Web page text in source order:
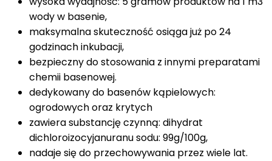
wody w basenie,
maksymalna skuteczność osiąga już po 24
godzinach inkubacji,
bezpieczny do stosowania z innymi preparatami
chemii basenowej.
dedykowany do basenów kąpielowych:
ogrodowych oraz krytych
zawiera substancję czynną: dihydrat
dichloroizocyjanuranu sodu: 99g/100g,
nadaje się do przechowywania przez wiele lat.